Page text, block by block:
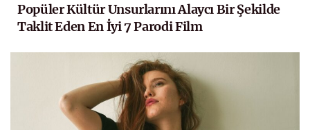
Popüler Kültür Unsurlarını Alaycı Bir Şekilde
Taklit Eden En İyi 7 Parodi Film